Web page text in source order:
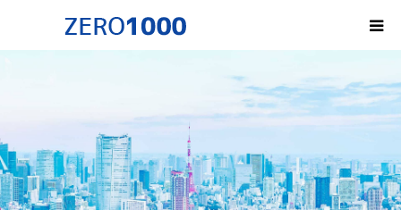
サービス一覧・料金